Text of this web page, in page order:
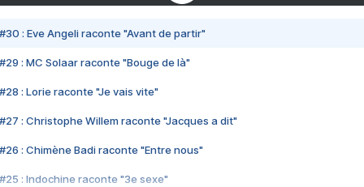
#30 : Eve Angeli raconte "Avant de partir"
#29 : MC Solaar raconte "Bouge de là"
#28 : Lorie raconte "Je vais vite"
#27 : Christophe Willem raconte "Jacques a dit"
#26 : Chimène Badi raconte "Entre nous"
#25 : Indochine raconte "3e sexe"